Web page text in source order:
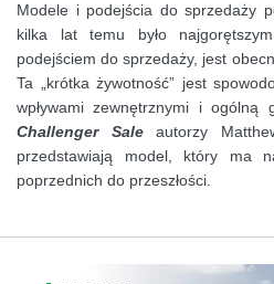
Modele i podejścia do sprzedaży
kilka lat temu było
podejściem do sprzedaży, jest
Ta „krótka żywotność” jest
wpływami zewnętrznymi i ogólną
Challenger Saleautorzy
przedstawiają model, który ma
poprzednich do przeszłości.